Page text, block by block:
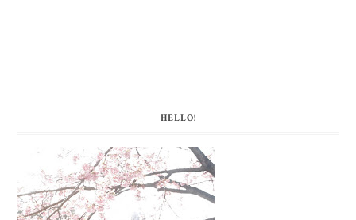
HELLO!